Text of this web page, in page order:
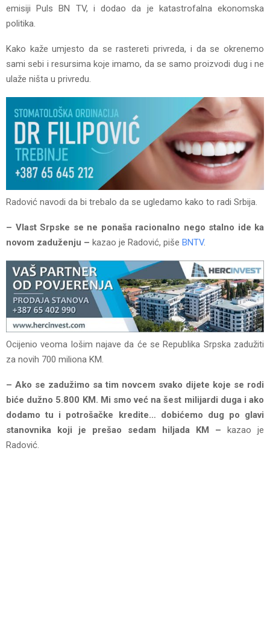
emisiji Puls BN TV, i dodao da je katastrofalna ekonomska
politika.
Kako kaže umjesto da se rastereti privreda, i da se okrenemo
sami sebi i resursima koje imamo, da se samo proizvodi dug i ne
ulaže ništa u privredu.
Radović navodi da bi trebalo da se ugledamo kako to radi Srbija.
– Vlast Srpske se ne ponaša racionalno nego stalno ide ka
novom zaduženju – kazao je Radović, piše BNTV.
Ocijenio veoma lošim najave da će se Republika Srpska zadužiti
za novih 700 miliona KM.
– Ako se zadužimo sa tim novcem svako dijete koje se rodi
biće dužno 5.800 KM. Mi smo već na šest milijardi duga i ako
dodamo tu i potrošačke kredite… dobićemo dug po glavi
stanovnika koji je prešao sedam hiljada KM –
kazao je
Radović.